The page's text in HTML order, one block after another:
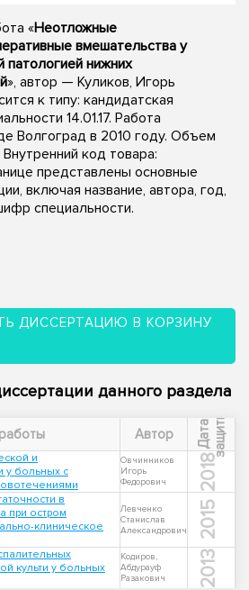
«Неотложные
вмешательства у
патологией нижних
», автор — Куликов, Игорь
к типу: кандидатская
14.01.17. Работа
Волгоград в 2010 году. Объем
код товара:
представлены основные
включая название, автора, год,
специальности.
ДИССЕРТАЦИЮ В КОРЗИНУ
данного раздела
Автор Д
а
т
а
з
а
щ
и
т ы
и
у больных с
Овчинников
Игорь
Федорович
2018
в
при остром
клиническое
Левченко
Станислав
Александрович
2015
культи у больных
Кодиров,
Абдурауф
Разакович
2013